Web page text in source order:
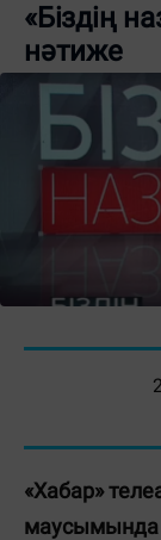
«Біздің
нәтиже
«Хабар»
маусымында